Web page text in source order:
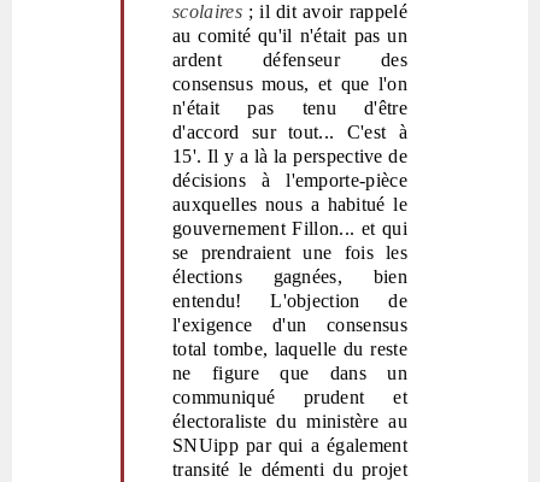
scolaires ; il dit avoir rappelé
au comité qu'il n'était pas un
ardent défenseur des
consensus mous, et que l'on
n'était pas tenu d'être
d'accord sur tout... C'est à
15'. Il y a là la perspective de
décisions à l'emporte-pièce
auxquelles nous a habitué le
gouvernement Fillon... et qui
se prendraient une fois les
élections gagnées, bien
entendu! L'objection de
l'exigence d'un consensus
total tombe, laquelle du reste
ne figure que dans un
communiqué prudent et
électoraliste du ministère au
SNUipp par qui a également
transité le démenti du projet